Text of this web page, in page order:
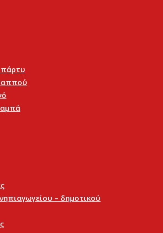
πάρτυ
– δημοτικού